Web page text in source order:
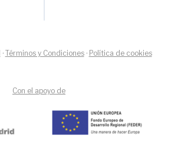
· Términos y Condiciones· Política de cookies
Con el apoyo de